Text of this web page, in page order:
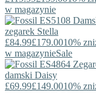
w magazynie
zegarek Stella
£84.99£179.0010%
w magazynieSale
damski Daisy
£69.99£149.0010%